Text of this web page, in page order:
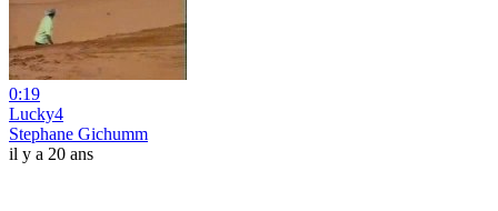
0:19
Lucky4
Stephane Gichumm
il y a 20 ans